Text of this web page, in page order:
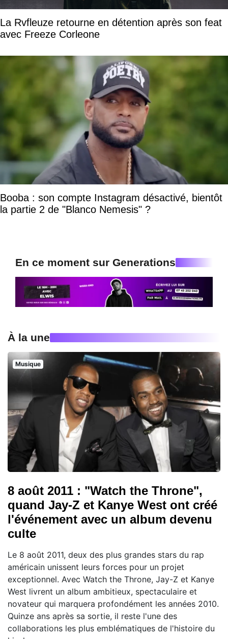
La Rvfleuze retourne en détention après son feat
avec Freeze Corleone
Booba : son compte Instagram désactivé, bientôt
la partie 2 de "Blanco Nemesis" ?
En ce moment sur Generations
À la une
Musique
8 août 2011 : "Watch the Throne",
quand Jay-Z et Kanye West ont créé
l'événement avec un album devenu
culte
Le 8 août 2011, deux des plus grandes stars du rap
américain unissent leurs forces pour un projet
exceptionnel. Avec Watch the Throne, Jay-Z et Kanye
West livrent un album ambitieux, spectaculaire et
novateur qui marquera profondément les années 2010.
Quinze ans après sa sortie, il reste l'une des
collaborations les plus emblématiques de l'histoire du